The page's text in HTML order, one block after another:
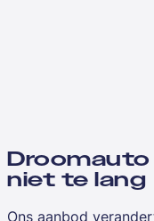
Droomauto
niet te lang
Ons aanbod